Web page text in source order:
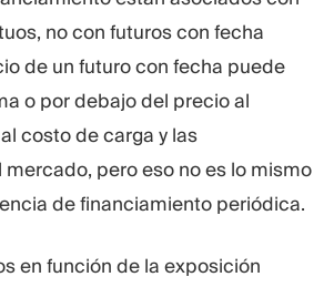
no con futuros con fecha
de un futuro con fecha puede
o por debajo del precio al
costo de carga y las
pero eso no es lo mismo
de financiamiento periódica.
en función de la exposición